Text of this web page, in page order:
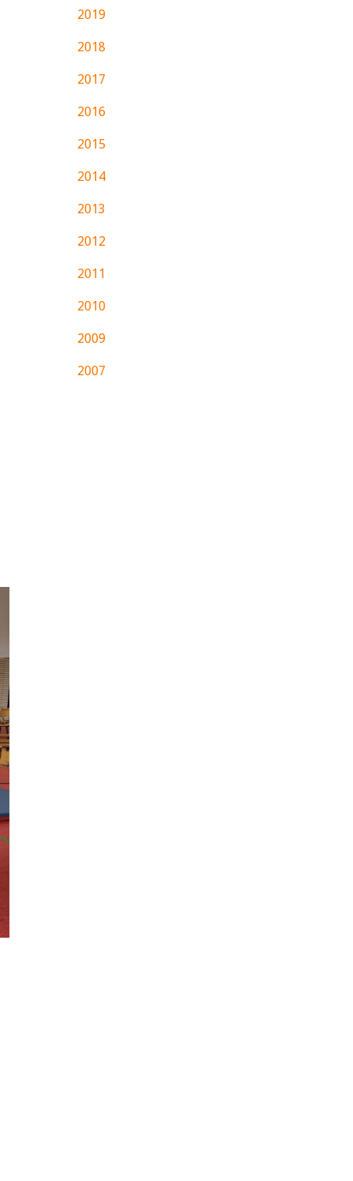
2019
2018
2017
2016
2015
2014
2013
2012
2011
2010
2009
2007